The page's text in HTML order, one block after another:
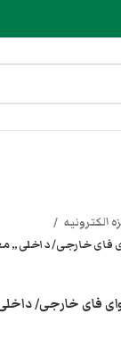
الكترونيه
فاى خارجى/ داخلى ,,
واى فاى خارجى/